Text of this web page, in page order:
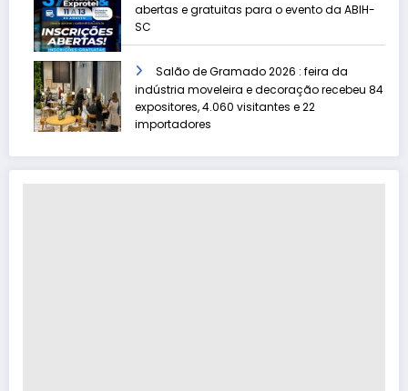
abertas e gratuitas para o evento da ABIH-
SC
Salão de Gramado 2026 : feira da
indústria moveleira e decoração recebeu 84
expositores, 4.060 visitantes e 22
importadores